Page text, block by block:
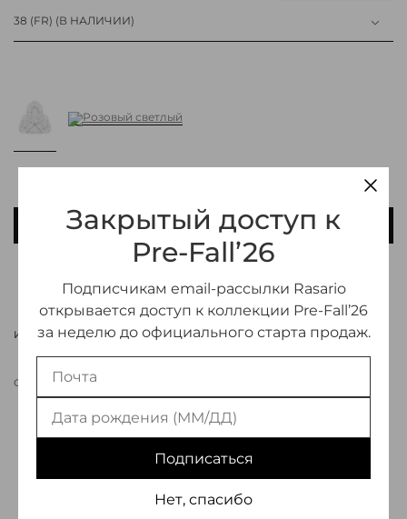
38 (FR) (В НАЛИЧИИ)
В КОРЗИНУ
ДОБАВИТЬ В ИЗБРАННОЕ
ИНФОРМАЦИЯ О ТОВАРЕ
СВЯЗАТЬСЯ С МЕНЕДЖЕРОМ
ПЫШНЫМИ ЦВЕТАМИ, КОТОРЫЕ ДОБАВЛЯЮТ ОБРАЗУ
ТОРЖЕСТВЕННОСТИ. ЛЕГКИЙ И ВОЗДУШНЫЙ, ОН ОТЛИЧНО
СОЧЕТАЕТСЯ С ВЕЧЕРНИМИ ПЛАТЬЯМИ, ВКЛЮЧАЯ ПЛАТЬЕ
МИНИ ИЗ БАРХАТА ИЗ НОВОЙ КОЛЛЕКЦИИ.
Закрытый доступ к
Pre-Fall’26
Подписчикам email-рассылки Rasario
открывается доступ к коллекции Pre-Fall’26
за неделю до официального старта продаж.
Подписаться
Нет, спасибо